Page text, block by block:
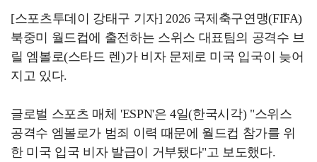
[스포츠투데이 강태구 기자] 2026 국제축구연맹(FIFA)
북중미 월드컵에 출전하는 스위스 대표팀의 공격수 브
릴 엠볼로(스타드 렌)가 비자 문제로 미국 입국이 늦어
지고 있다.
글로벌 스포츠 매체 'ESPN'은 4일(한국시각) "스위스
공격수 엠볼로가 범죄 이력 때문에 월드컵 참가를 위
한 미국 입국 비자 발급이 거부됐다"고 보도했다.